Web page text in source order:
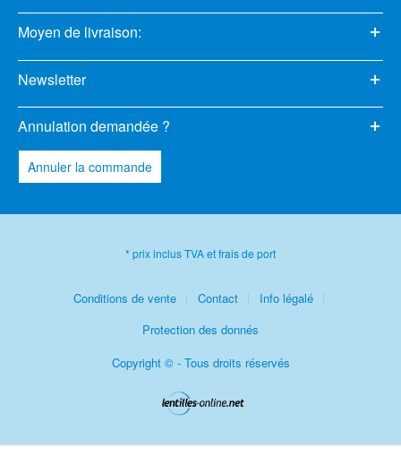
Moyen de livraison:
Newsletter
Annulation demandée ?
Annuler la commande
* prix inclus TVA et frais de port
Conditions de vente Contact
Info légalé
Protection des donnés
Copyright © - Tous droits réservés